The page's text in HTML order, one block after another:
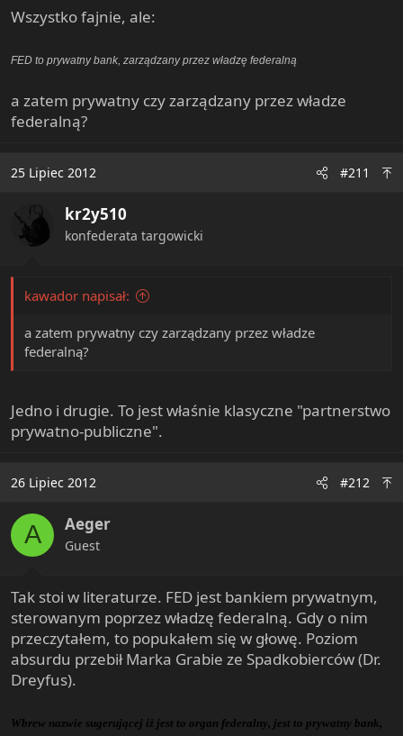
Wszystko fajnie, ale:
FED to prywatny bank, zarządzany przez władzę federalną
a zatem prywatny czy zarządzany przez władze
federalną?
25 Lipiec 2012 #211
kr2y510
konfederata targowicki
kawador napisał:
a zatem prywatny czy zarządzany przez władze
federalną?
Jedno i drugie. To jest właśnie klasyczne "partnerstwo
prywatno-publiczne".
26 Lipiec 2012 #212
A Aeger
Guest
Tak stoi w literaturze. FED jest bankiem prywatnym,
sterowanym poprzez władzę federalną. Gdy o nim
przeczytałem, to popukałem się w głowę. Poziom
absurdu przebił Marka Grabie ze Spadkobierców (Dr.
Dreyfus).
Wbrew nazwie sugerującej iż jest to organ federalny, jest to prywatny bank,